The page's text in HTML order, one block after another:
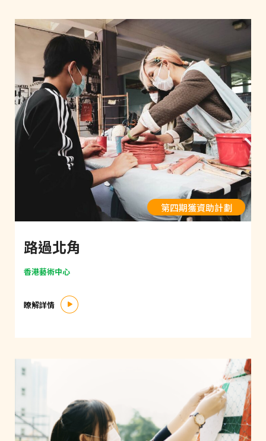
第四期獲資助計劃
路過北角
香港藝術中心
瞭解詳情